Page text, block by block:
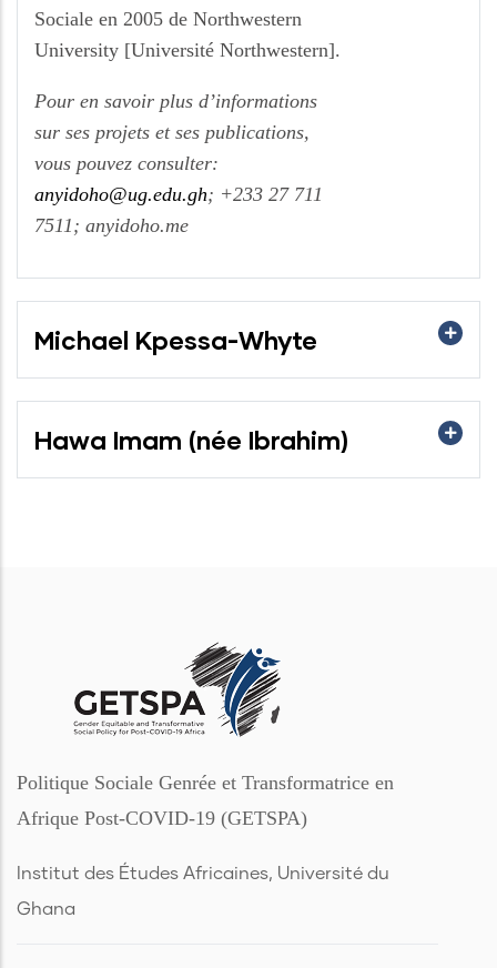
Sociale en 2005 de Northwestern
University [Université Northwestern].
Pour en savoir plus d’informations
sur ses projets et ses publications,
vous pouvez consulter:
anyidoho@ug.edu.gh; +233 27 711
7511; anyidoho.me
Michael Kpessa-Whyte
Hawa Imam (née Ibrahim)
Politique Sociale Genrée et Transformatrice en
Afrique Post-COVID-19 (GETSPA)
Institut des Études Africaines, Université du
Ghana